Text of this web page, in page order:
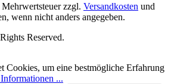
zzgl. Versandkosten und
wenn nicht anders angegeben.
Reserved.
Cookies, um eine bestmögliche Erfahrung
...